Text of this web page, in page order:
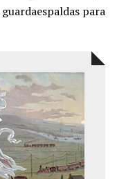
para